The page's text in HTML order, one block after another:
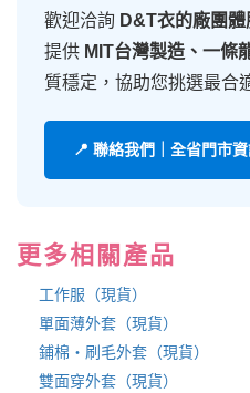
歡迎洽詢 D&T衣的廠團
提供 MIT台灣製造、一條
質穩定，協助您挑選最合
📍 聯絡我們｜全省門市
更多相關產品
工作服（現貨）
單面薄外套（現貨）
鋪棉・刷毛外套（現貨）
雙面穿外套（現貨）